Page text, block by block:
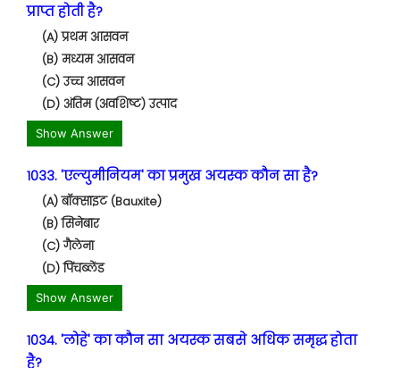
प्राप्त होती है?
(A) प्रथम आसवन
(B) मध्यम आसवन
(C) उच्च आसवन
(D) अंतिम (अवशिष्ट) उत्पाद
Show Answer
1033. 'एल्युमीनियम' का प्रमुख अयस्क कौन सा है?
(A) बॉक्साइट (Bauxite)
(B) सिनेबार
(C) गैलेना
(D) पिंचब्लेंड
Show Answer
1034. 'लोहे' का कौन सा अयस्क सबसे अधिक समृद्ध होता
है?